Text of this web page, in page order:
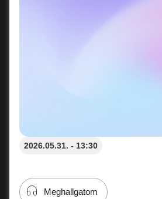
2026.05.31. - 13:30
Meghallgatom